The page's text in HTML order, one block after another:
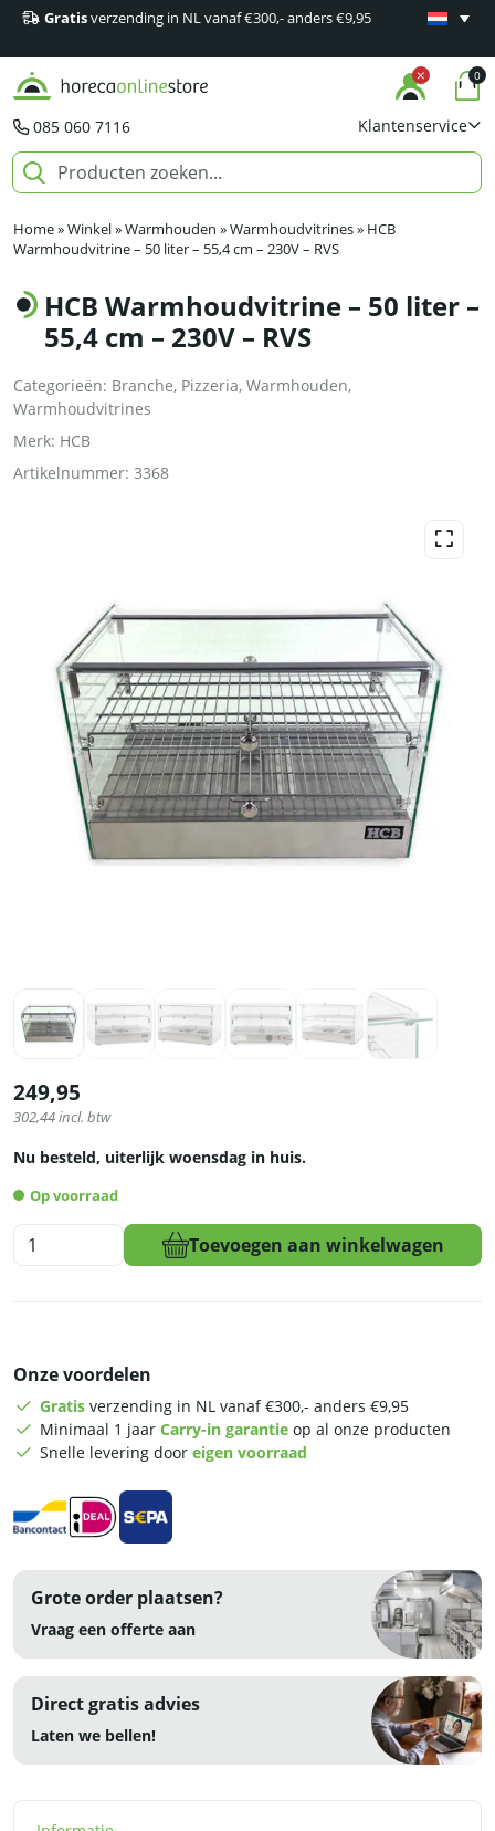
Gratisverzending in NL vanaf €300,- anders €9,95
Minimaal
085 060 7116 Klantenservice
0
Home»Winkel»Warmhouden »Warmhoudvitrines» HCB
Warmhoudvitrine – 50 liter – 55,4 cm – 230V – RVS
HCB Warmhoudvitrine – 50 liter –
55,4 cm – 230V – RVS
Categorieën: Branche, Pizzeria, Warmhouden,
Warmhoudvitrines
Merk: HCB
Artikelnummer: 3368
249,95
302,44incl. btw
Nu besteld, uiterlijk woensdag in huis.
Op voorraad
HCB
Warmhoudvitrine
55,4
cm
230V
aantal
Toevoegen aan winkelwagen
Onze voordelen
Gratis verzending in NL vanaf €300,- anders €9,95
Minimaal 1 jaar Carry-in garantie op al onze producten
Snelle levering door eigen voorraad
Grote order plaatsen?
Vraag een offerte aan
Direct gratis advies
Laten we bellen!